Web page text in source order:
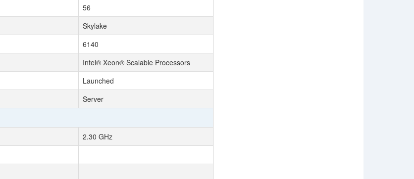
56
Skylake
6140
Intel® Xeon® Scalable Processors
Launched
Server
2.30 GHz